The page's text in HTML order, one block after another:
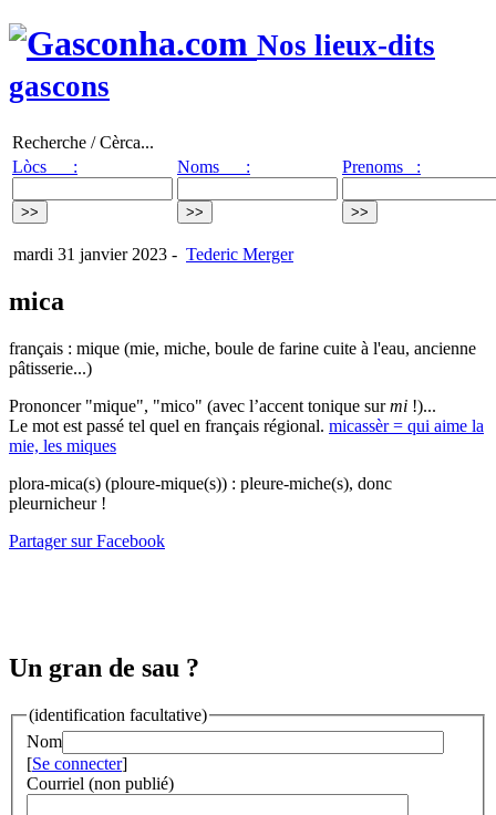
Nos lieux-dits
gascons
Recherche / Cèrca...
Lòcs :
Noms : Prenoms :
mardi 31 janvier 2023 - Tederic Merger
mica
français : mique (mie, miche, boule de farine cuite à l'eau, ancienne
pâtisserie...)
Prononcer "mique", "mico" (avec l’accent tonique surmi !)...
Le mot est passé tel quel en français régional. micassèr = qui aime la
mie, les miques
plora-mica(s) (ploure-mique(s)) : pleure-miche(s), donc
pleurnicheur !
Partager sur Facebook
Un gran de sau ?
(identification facultative)
Nom
[Se connecter]
Courriel (non publié)